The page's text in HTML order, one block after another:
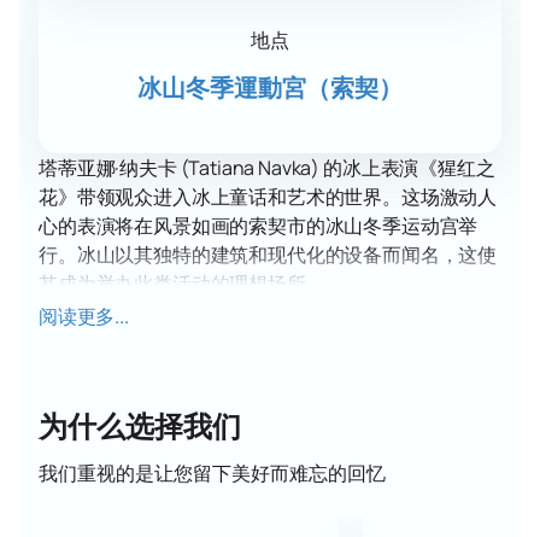
地点
冰山冬季運動宮（索契）
塔蒂亚娜·纳夫卡 (Tatiana Navka) 的冰上表演《猩红之
花》带领观众进入冰上童话和艺术的世界。这场激动人
心的表演将在风景如画的索契市的冰山冬季运动宫举
行。冰山以其独特的建筑和现代化的设备而闻名，这使
其成为举办此类活动的理想场所。
“猩红之花”不仅仅是一场表演，而是一场完整的冰上戏
成了一个充满魔力和灵感的舞台。
特别注重服装和音乐伴奏，营造出真正的童话氛围。观
众不仅可以欣赏到精彩的舞蹈编排，还可以欣赏到制作
阅读更多...
为什么选择我们
我们重视的是让您留下美好而难忘的回忆